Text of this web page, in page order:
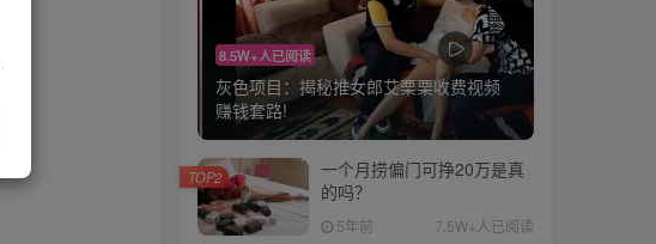
8.5W+人已阅读
灰色项目：揭秘推女郎艾栗栗收费视频
赚钱套路!
一个月捞偏门可挣20万是真
的吗？
5年前 7.5W+人已阅读
TOP2